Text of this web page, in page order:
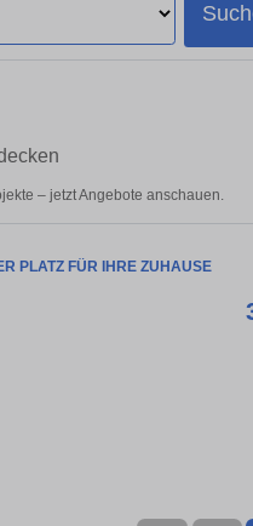
– jetzt Angebote anschauen.
PLATZ FÜR IHRE ZUHAUSE